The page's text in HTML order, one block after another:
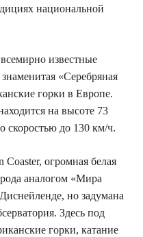
национальной
известные
«Серебряная
горки в Европе.
на высоте 73
скоростью до 130 км/ч.
огромная белая
рода аналогом «Мира
но задумана
Здесь под
горки, катание